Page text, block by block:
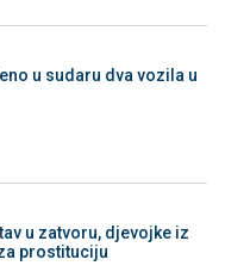
u sudaru dva vozila u
u zatvoru, djevojke iz
prostituciju